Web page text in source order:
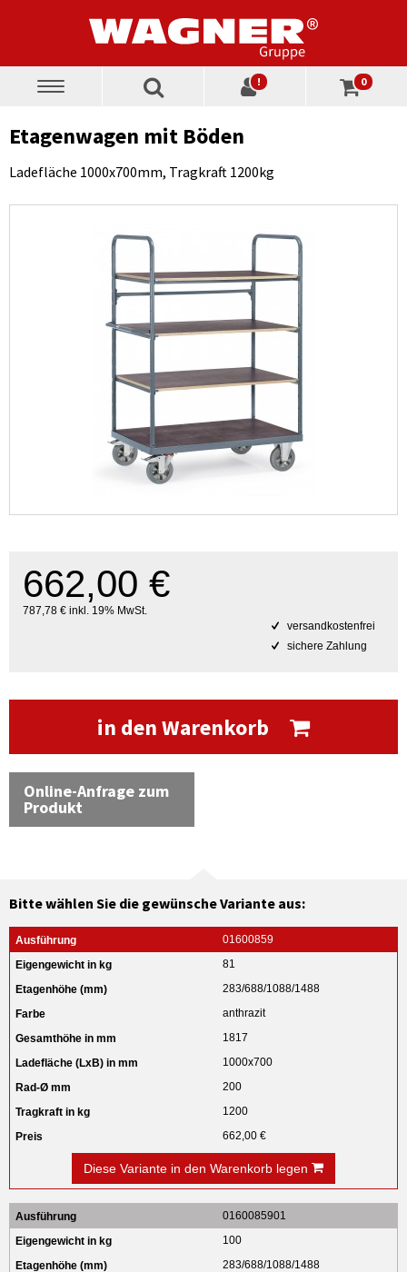
Toggle
! 0
Etagenwagen mit Böden
Ladefläche 1000x700mm, Tragkraft 1200kg
662,00 €
787,78 € inkl. 19% MwSt.
versandkostenfrei
sichere Zahlung
in den Warenkorb
Online-Anfrage zum
Produkt
Bitte wählen Sie die gewünsche Variante aus:
01600859
81
283/688/1088/1488
anthrazit
1817
1000x700
200
1200
662,00 €
Diese Variante in den Warenkorb legen
0160085901
100
283/688/1088/1488